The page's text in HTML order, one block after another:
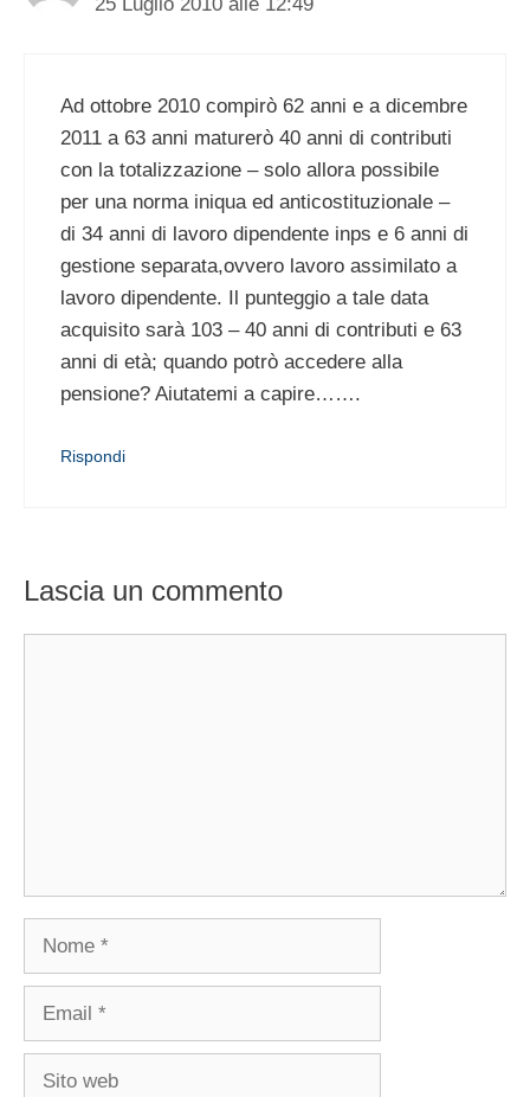
25 Luglio 2010 alle 12:49
Ad ottobre 2010 compirò 62 anni e a dicembre
2011 a 63 anni maturerò 40 anni di contributi
con la totalizzazione – solo allora possibile
per una norma iniqua ed anticostituzionale –
di 34 anni di lavoro dipendente inps e 6 anni di
gestione separata,ovvero lavoro assimilato a
lavoro dipendente. Il punteggio a tale data
acquisito sarà 103 – 40 anni di contributi e 63
anni di età; quando potrò accedere alla
pensione? Aiutatemi a capire…….
Rispondi
Lascia un commento
Nome
Email
Sito